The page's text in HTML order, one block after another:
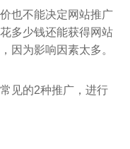
也不能决定网站推广
多少钱还能获得网站
因为影响因素太多。
见的2种推广，进行